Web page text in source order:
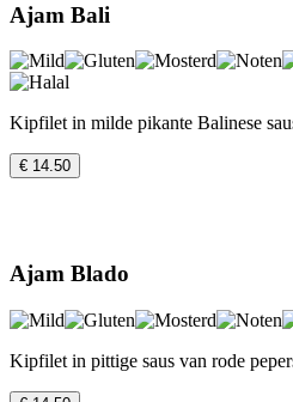
Ajam Bali
Kipfilet in milde pikante Balinese
€ 14.50
Ajam Blado
Kipfilet in pittige saus van rode